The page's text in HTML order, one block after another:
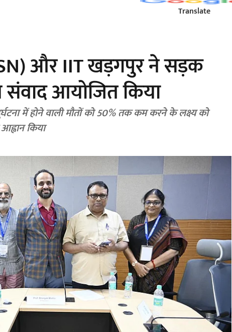
Translate
और IIT खड़गपुर ने सड़क
संवाद आयोजित किया
में होने वाली मौतों को 50% तक कम करने के लक्ष्य को
किया